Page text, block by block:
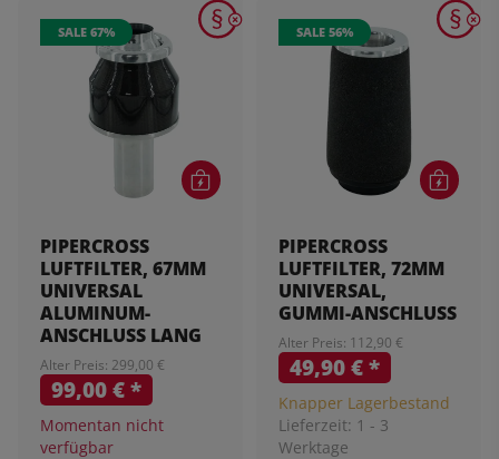
SALE 67%
PIPERCROSS
LUFTFILTER, 67MM
UNIVERSAL
ALUMINUM-
ANSCHLUSS LANG
Alter Preis: 299,00 €
99,00 €*
Momentan nicht
verfügbar
SALE 56%
PIPERCROSS
LUFTFILTER, 72MM
UNIVERSAL,
GUMMI-ANSCHLUSS
Alter Preis: 112,90 €
49,90 €*
Knapper Lagerbestand
Lieferzeit: 1 - 3
Werktage